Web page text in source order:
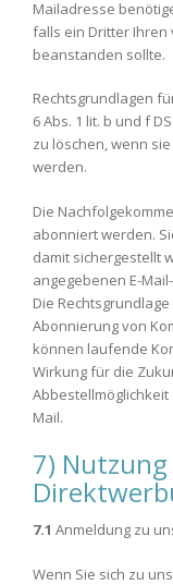
Mailadresse
falls ein Dritter
beanstanden sollte.
Rechtsgrundlagen
6 Abs. 1 lit. b und f
zu löschen, wenn
werden.
Die
abonniert werden.
damit sichergestellt
angegebenen E-
Die
Abonnierung von
können laufende
Wirkung für die
Mail.
7)
7.1 Anmeldung zu
Wenn Sie sich zu